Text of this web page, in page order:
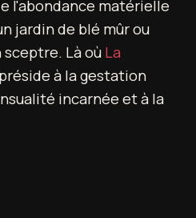
l'abondance matérielle
jardin de blé mûr ou
Là oùLa
à la gestation
incarnée et à la